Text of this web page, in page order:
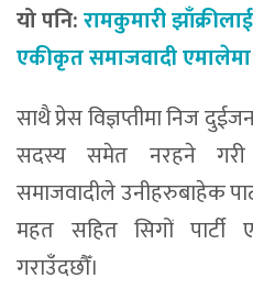
यो पनि:रामकुमारी
एकीकृत समाजवादी
साथै प्रेस विज्ञप्तीमा निज
सदस्य समेत नरहने गरी
समाजवादीले उनीहरुबाहेक
महत सहित सिगों पार्टी
गराउँदछौँ।